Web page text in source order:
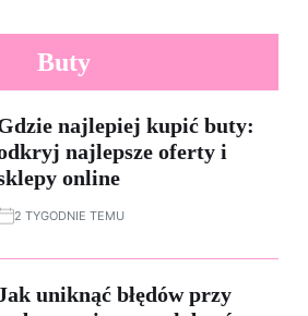
Buty
najlepiej kupić buty:
najlepsze oferty i
online
2 TYGODNIE TEMU
uniknąć błędów przy